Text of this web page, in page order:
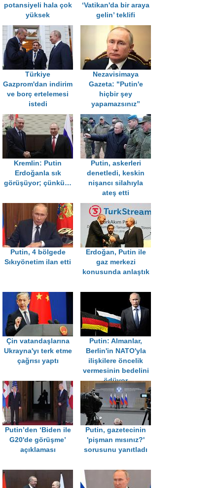
potansiyeli hala çok
yüksek
‘Vatikan'da bir araya
gelin’ teklifi
Türkiye
Gazprom'dan indirim
ve borç ertelemesi
istedi
Nezavisimaya
Gazeta: "Putin'e
hiçbir şey
yapamazsınız”
Kremlin: Putin
Erdoğanla sık
görüşüyor; çünkü…
Putin, askerleri
denetledi, keskin
nişancı silahıyla
ateş etti
Putin, 4 bölgede
Sıkıyönetim ilan etti
Erdoğan, Putin ile
gaz merkezi
konusunda anlaştık
Çin vatandaşlarına
Ukrayna'yı terk etme
çağrısı yaptı
Putin: Almanlar,
Berlin'in NATO'yla
ilişkilere öncelik
vermesinin bedelini
ödüyor
Putin’den ‘Biden ile
G20'de görüşme’
açıklaması
Putin, gazetecinin
'pişman mısınız?'
sorusunu yanıtladı